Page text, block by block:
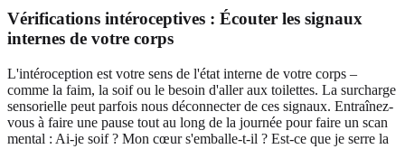
Vérifications intéroceptives : Écouter les signaux
internes de votre corps
L'intéroception est votre sens de l'état interne de votre corps –
comme la faim, la soif ou le besoin d'aller aux toilettes. La surcharge
sensorielle peut parfois nous déconnecter de ces signaux. Entraînez-
vous à faire une pause tout au long de la journée pour faire un scan
mental : Ai-je soif ? Mon cœur s'emballe-t-il ? Est-ce que je serre la